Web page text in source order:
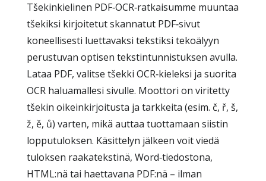
Tšekinkielinen PDF‑OCR‑ratkaisumme muuntaa
tšekiksi kirjoitetut skannatut PDF‑sivut
koneellisesti luettavaksi tekstiksi tekoälyyn
perustuvan optisen tekstintunnistuksen avulla.
Lataa PDF, valitse tšekki OCR‑kieleksi ja suorita
OCR haluamallesi sivulle. Moottori on viritetty
tšekin oikeinkirjoitusta ja tarkkeita (esim. č, ř, š,
ž, ě, ů) varten, mikä auttaa tuottamaan siistin
lopputuloksen. Käsittelyn jälkeen voit viedä
tuloksen raakatekstinä, Word‑tiedostona,
HTML:nä tai haettavana PDF:nä – ilman